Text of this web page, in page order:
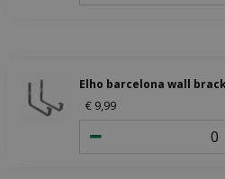
Elho barcelona wall
€ 9 99